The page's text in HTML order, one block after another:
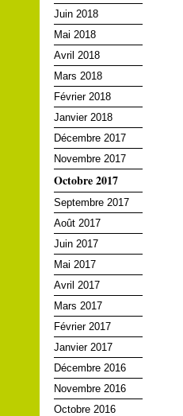
Juin 2018
Mai 2018
Avril 2018
Mars 2018
Février 2018
Janvier 2018
Décembre 2017
Novembre 2017
Octobre 2017
Septembre 2017
Août 2017
Juin 2017
Mai 2017
Avril 2017
Mars 2017
Février 2017
Janvier 2017
Décembre 2016
Novembre 2016
Octobre 2016